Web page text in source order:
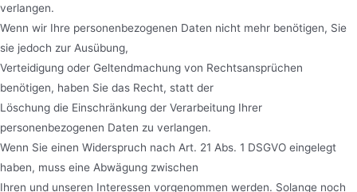
verlangen.
Wenn wir Ihre personenbezogenen Daten nicht mehr benötigen, Sie
sie jedoch zur Ausübung,
Verteidigung oder Geltendmachung von Rechtsansprüchen
benötigen, haben Sie das Recht, statt der
Löschung die Einschränkung der Verarbeitung Ihrer
personenbezogenen Daten zu verlangen.
Wenn Sie einen Widerspruch nach Art. 21 Abs. 1 DSGVO eingelegt
haben, muss eine Abwägung zwischen
Ihren und unseren Interessen vorgenommen werden. Solange noch